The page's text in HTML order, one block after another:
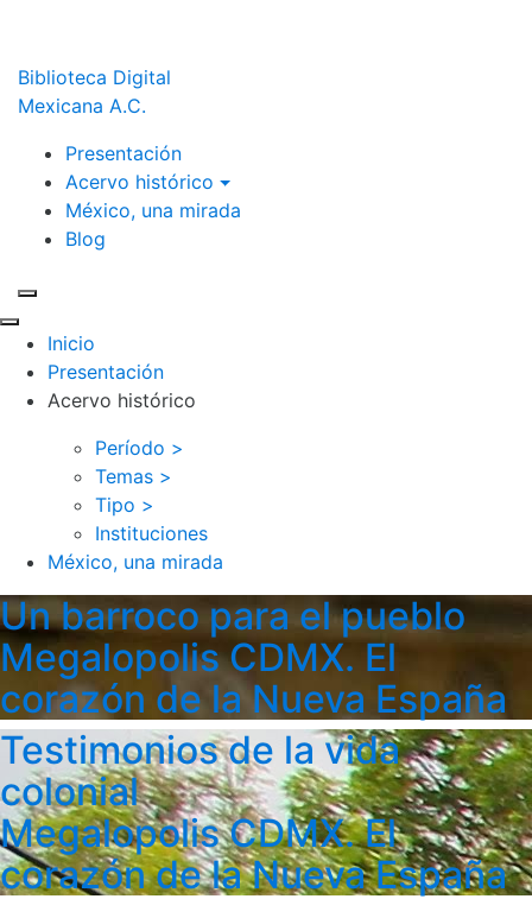
Biblioteca Digital
Mexicana A.C.
Presentación
Acervo histórico
México, una mirada
Blog
Inicio
Presentación
Acervo histórico
Período >
Temas >
Tipo >
Instituciones
México, una mirada
Un barroco para el pueblo
Megalopolis CDMX. El
corazón de la Nueva España
Testimonios de la vida
colonial
Megalopolis CDMX. El
corazón de la Nueva España